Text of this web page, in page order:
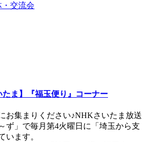
交流会
たま】『福玉便り』コーナー
お集まりください♪NHKさいたま放送
ず」で毎月第4火曜日に「埼玉から支
います。